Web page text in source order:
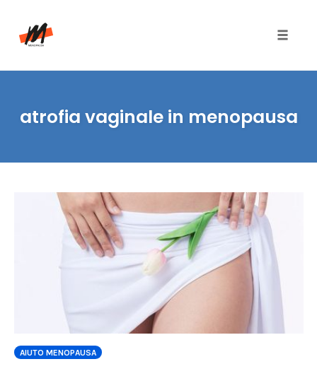
contentatrofia vaginale in menopausa
AIUTO MENOPAUSA